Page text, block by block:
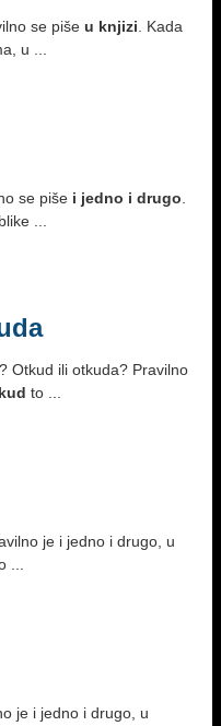
se piše u knjizi . Kada
u ...
se piše i jedno i drugo
...
Otkud ili otkuda? Pravilno
to ...
je i jedno i drugo, u
...
je i jedno i drugo, u